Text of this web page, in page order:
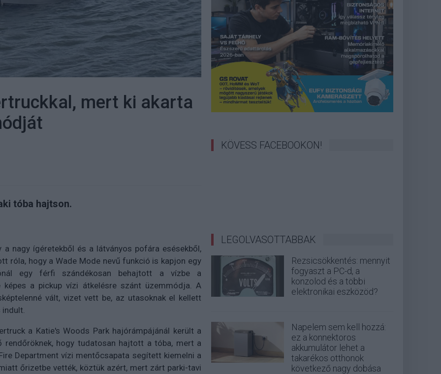
mert ki akarta
tóba hajtson.
nagy ígéretekből és a látványos pofára esésekből,
róla, hogy a Wade Mode nevű funkció is kapjon egy
egy férfi szándékosan behajtott a vízbe a
a pickup vízi átkelésre szánt üzemmódja. A
vált, vizet vett be, az utasoknak el kellett
indult.
a Katie's Woods Park hajórámpájánál került a
hogy tudatosan hajtott a tóba, mert a
Department vízi mentőcsapata segített kiemelni a
őrizetbe vették, köztük azért, mert zárt parki-tavi
KÖVESS FACEBOOKON!
LEGOLVASOTTABBAK
Rezsicsökkentés: mennyit
fogyaszt a PC-d, a
konzolod és a többi
elektronikai eszközöd?
Napelem sem kell hozzá:
ez a konnektoros
akkumulátor lehet a
takarékos otthonok
következő nagy dobása